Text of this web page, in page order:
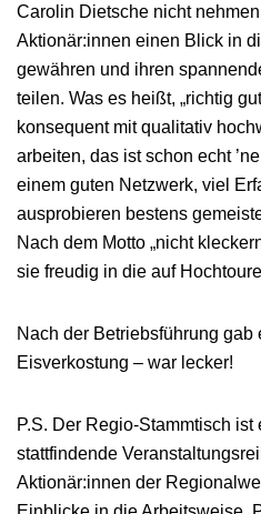
Carolin Dietsche nicht
Aktionär:innen einen Blick in
gewähren und ihren
teilen. Was es heißt, „richtig
konsequent mit qualitativ
arbeiten, das ist schon echt
einem guten Netzwerk, viel
ausprobieren bestens
Nach dem Motto „nicht
sie freudig in die auf
Nach der Betriebsführung
Eisverkostung – war lecker!
P.S. Der Regio-Stammtisch
stattfindende
Aktionär:innen der